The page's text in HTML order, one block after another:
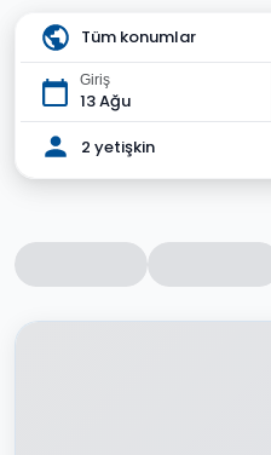
Tüm konumlar
Giriş
13 Ağu
2 yetişkin